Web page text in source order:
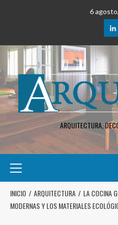
6
ARQUITECTURA,
INICIO ARQUITECTURA
LA COCINA
MODERNAS Y LOS MATERIALES